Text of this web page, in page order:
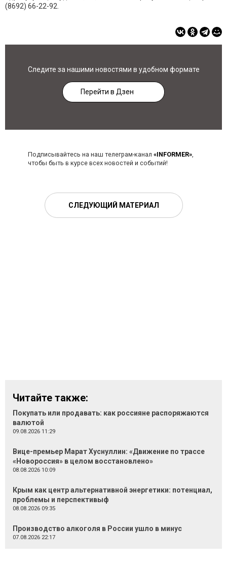
(8692) 66-22-92.
Следите за нашими новостями в удобном формате
Перейти в Дзен
Подписывайтесь на наш телеграм-канал «INFORMER»,
чтобы быть в курсе всех новостей и событий!
СЛЕДУЮЩИЙ МАТЕРИАЛ
Читайте также:
Покупать или продавать: как россияне распоряжаются
валютой
09.08.2026 11:29
Вице-премьер Марат Хуснуллин: «Движение по трассе
«Новороссия» в целом восстановлено»
08.08.2026 10:09
Крым как центр альтернативной энергетики: потенциал,
проблемы и перспективыф
08.08.2026 09:35
Производство алкоголя в России ушло в минус
07.08.2026 22:17